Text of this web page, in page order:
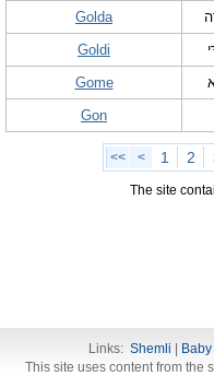
Golda
Goldi
Gome
Gon
<< < 1 2
The site
Links: Shemli
This site uses content from the